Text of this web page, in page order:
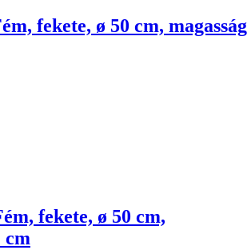
fekete, ø 50 cm, magasság
fekete, ø 50 cm,
cm